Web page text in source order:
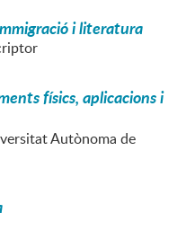
i literatura
físics, aplicacions i
Autònoma de